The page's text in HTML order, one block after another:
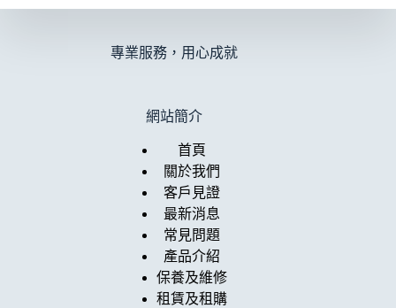
專業服務，用心成就
網站簡介
首頁
關於我們
客戶見證
最新消息
常見問題
產品介紹
保養及維修
租賃及租購